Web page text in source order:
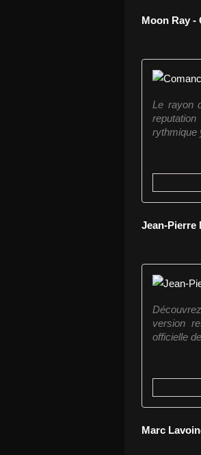
Moon Ray -
Le rayon
rythmique
Jean-Pierre
version
officielle
Marc